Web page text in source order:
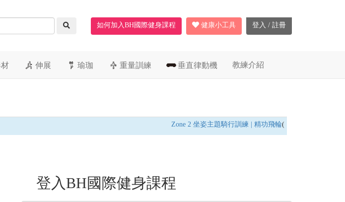
如何加入BH國際健身課程 健康小工具 登入 / 註冊
伸展 瑜珈 重量訓練 垂直律動機 教練介紹
Zone 2 坐姿主題騎行訓練 | 精功飛輪(飛輪車) /
登入BH國際健身課程